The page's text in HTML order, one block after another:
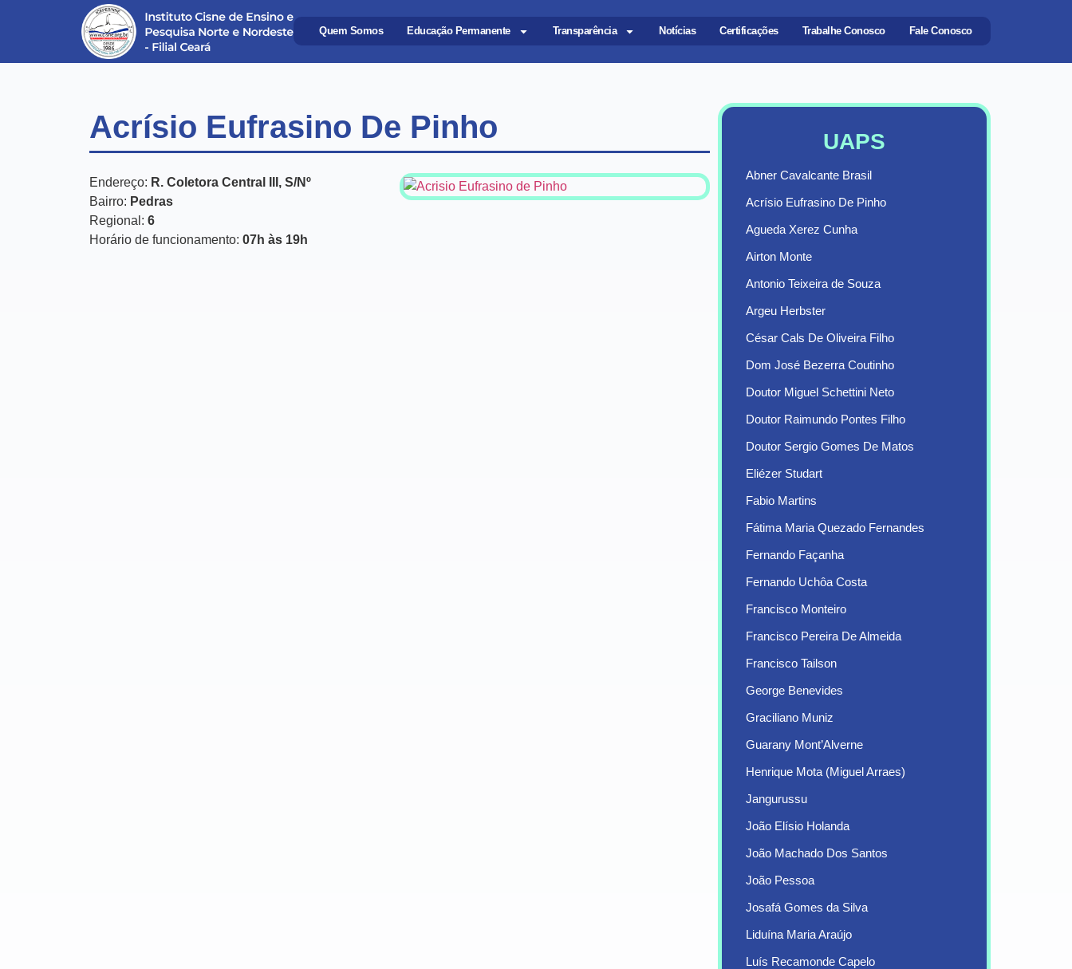
Quem Somos Educação Permanente Transparência Notícias Certificações Trabalhe Conosco Fale Conosco
Acrísio Eufrasino De Pinho
Endereço: R. Coletora Central III, S/Nº
Bairro: Pedras
Regional: 6
Horário de funcionamento: 07h às 19h
UAPS
Abner Cavalcante Brasil
Acrísio Eufrasino De Pinho
Agueda Xerez Cunha
Airton Monte
Antonio Teixeira de Souza
Argeu Herbster
César Cals De Oliveira Filho
Dom José Bezerra Coutinho
Doutor Miguel Schettini Neto
Doutor Raimundo Pontes Filho
Doutor Sergio Gomes De Matos
Eliézer Studart
Fabio Martins
Fátima Maria Quezado Fernandes
Fernando Façanha
Fernando Uchôa Costa
Francisco Monteiro
Francisco Pereira De Almeida
Francisco Tailson
George Benevides
Graciliano Muniz
Guarany Mont’Alverne
Henrique Mota (Miguel Arraes)
Jangurussu
João Elísio Holanda
João Machado Dos Santos
João Pessoa
Josafá Gomes da Silva
Liduína Maria Araújo
Luís Recamonde Capelo